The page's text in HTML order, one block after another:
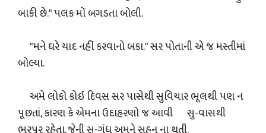
બાકી છે." પલક મોં બગડતા બોલી.
"મને ઘરે યાદ નહીં કરવાનો બકા." સર પોતાની એ જ મસ્તીમાં
બોલ્યા.
અમે લોકો કોઈ દિવસ સર પાસેથી સુવિચાર ભૂલથી પણ ન
પૂછતાં, કારણ કે એમના ઉદાહરણો જ આવી સુ-વાસથી